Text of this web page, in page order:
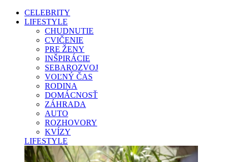
CELEBRITY
LIFESTYLE
CHUDNUTIE
CVIČENIE
PRE ŽENY
INŠPIRÁCIE
SEBAROZVOJ
VOĽNÝ ČAS
RODINA
DOMÁCNOSŤ
ZÁHRADA
AUTO
ROZHOVORY
KVÍZY
LIFESTYLE